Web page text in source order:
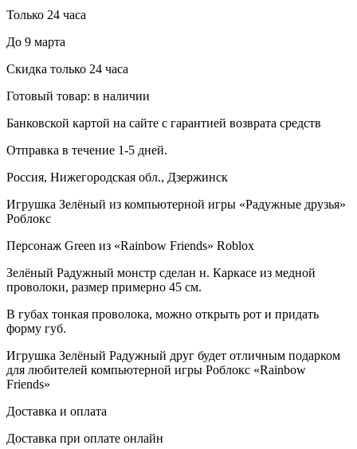
Только 24 часа
До 9 марта
Скидка только 24 часа
Готовый товар: в наличии
Банковской картой на сайте с гарантией возврата средств
Отправка в течение 1-5 дней.
Россия, Нижегородская обл., Дзержинск
Игрушка Зелёный из компьютерной игры «Радужные друзья»
Роблокс
Персонаж Green из «Rainbow Friends» Roblox
Зелёный Радужный монстр сделан н. Каркасе из медной
проволоки, размер примерно 45 см.
В губах тонкая проволока, можно открыть рот и придать
форму губ.
Игрушка Зелёный Радужный друг будет отличным подарком
для любителей компьютерной игры Роблокс «Rainbow
Friends»
Доставка и оплата
Доставка при оплате онлайн